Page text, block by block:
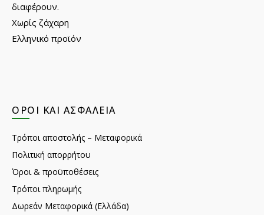
διαφέρουν.
Χωρίς ζάχαρη
Ελληνικό προϊόν
ΌΡΟΙ ΚΑΙ ΑΣΦΆΛΕΙΑ
Τρόποι αποστολής – Μεταφορικά
Πολιτική απορρήτου
Όροι & προϋποθέσεις
Τρόποι πληρωμής
Δωρεάν Μεταφορικά (Ελλάδα)